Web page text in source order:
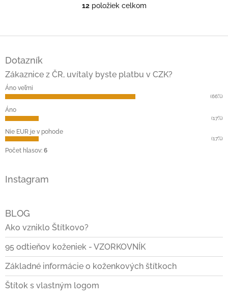
O
á
i
p
12položiek celkom
e
Dotazník
Zákaznice z ČR, uvítaly byste platbu v CZK?
Áno veľmi
(66%)
Áno
(17%)
Nie EUR je v pohode
(17%)
Počet hlasov: 6
Instagram
BLOG
Ako vzniklo Štítkovo?
95 odtieňov koženiek - VZORKOVNÍK
Základné informácie o koženkových štítkoch
Štítok s vlastným logom